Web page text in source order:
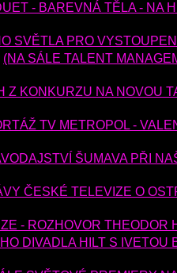
- BAREVNÁ TĚLA - NA
SVĚTLA PRO
(NA SÁLE TALENT
Z KONKURZU NA NOVOU
TV METROPOL -
ŠUMAVA PŘI
ČESKÉ TELEVIZE O
- ROZHOVOR THEODOR
DIVADLA HILT S IVETOU